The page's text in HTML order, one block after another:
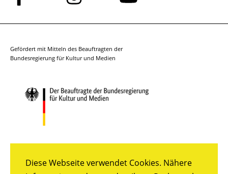
Diese Webseite verwendet Cookies. Nähere
uns
auf
uns
auf
auf
Gefördert mit Mitteln des Beauftragten der
Bundesregierung für Kultur und Medien